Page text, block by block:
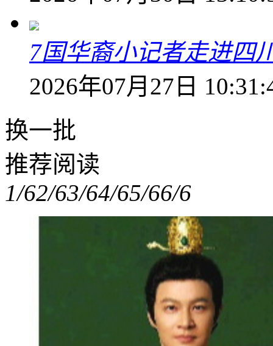
7国华裔小记者走进四
2026年07月27日
换一批
推荐阅读
1/62/63/64/65/66/6